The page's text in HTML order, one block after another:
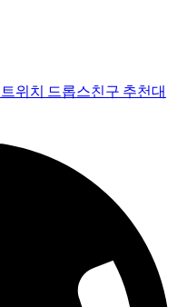
트위치 드롭스친구 추천대